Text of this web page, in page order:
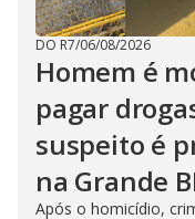
DO R7/06/08/2026
Homem é
pagar
suspeito é
na Grande
Após o homicídio,